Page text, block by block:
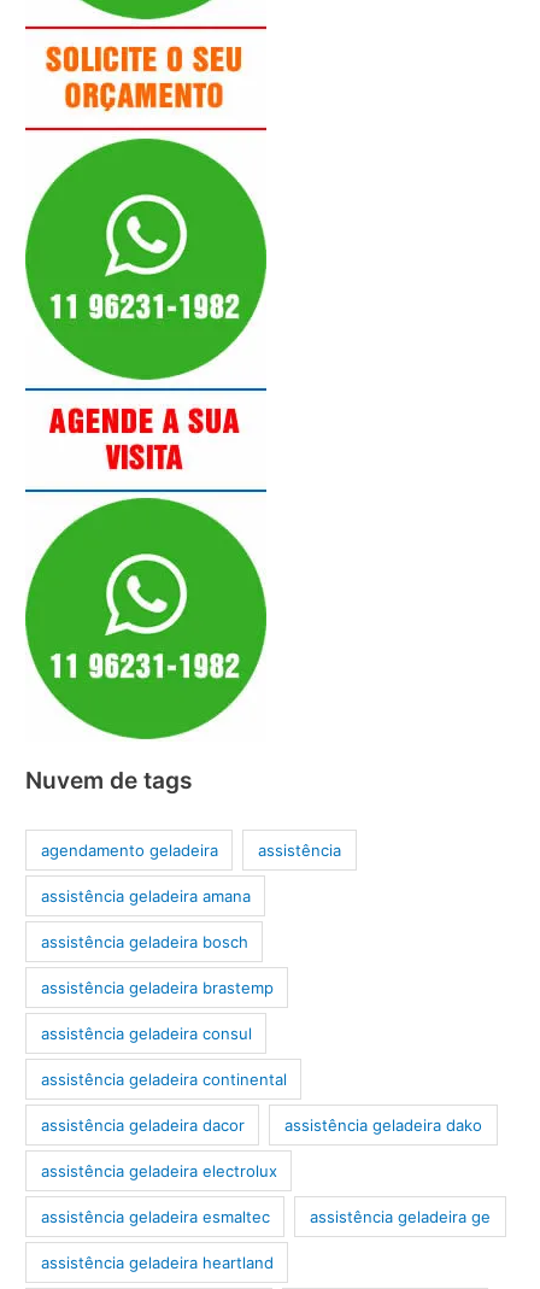
Nuvem de tags
agendamento geladeira assistência
assistência geladeira amana
assistência geladeira bosch
assistência geladeira brastemp
assistência geladeira consul
assistência geladeira continental
assistência geladeira dacor assistência geladeira dako
assistência geladeira electrolux
assistência geladeira esmaltec assistência geladeira ge
assistência geladeira heartland